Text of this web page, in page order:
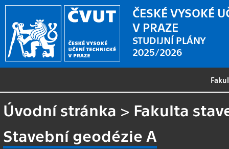
ČESKÉ VYSOKÉ
V PRAZE
STUDIJNÍ PLÁNY
2025/2026
Úvodní stránka > Fakulta
Stavební geodézie A